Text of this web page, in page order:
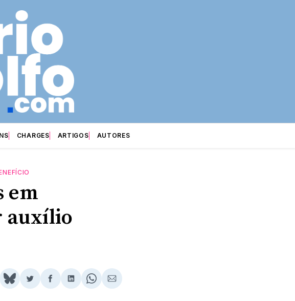
CHARGES ARTIGOS AUTORES
em
auxílio
ShareCompartilhar
Compartilhar
Compartilhar
ShareCompartilhar